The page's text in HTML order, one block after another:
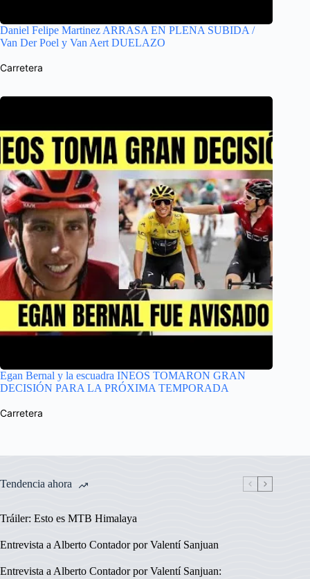
Daniel Felipe Martinez ARRASA EN PLENA SUBIDA /
Van Der Poel y Van Aert DUELAZO
Carretera
Egan Bernal y la escuadra INEOS TOMARON GRAN
DECISIÓN PARA LA PRÓXIMA TEMPORADA
Carretera
Tendencia ahora
Tráiler: Esto es MTB Himalaya
Entrevista a Alberto Contador por Valentí Sanjuan
Entrevista a Alberto Contador por Valentí Sanjuan: